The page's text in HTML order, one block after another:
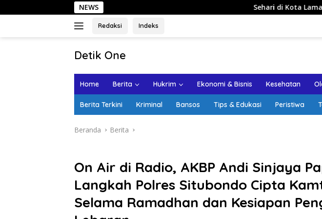
ke
NEWS Sehari di Kota Lama Semarang: Jalan
Redaksi Indeks
Detik One
Ungkap
Home Berita Hukrim Ekonomi & Bisnis Kesehatan
Berita Terkini Kriminal Bansos Tips & Edukasi Peristiwa
Beranda Berita
On Air di Radio, AKBP Andi Sinjaya
Langkah Polres Situbondo Cipta
Selama Ramadhan dan Kesiapan